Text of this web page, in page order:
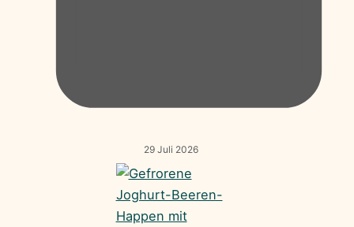
29 Juli 2026